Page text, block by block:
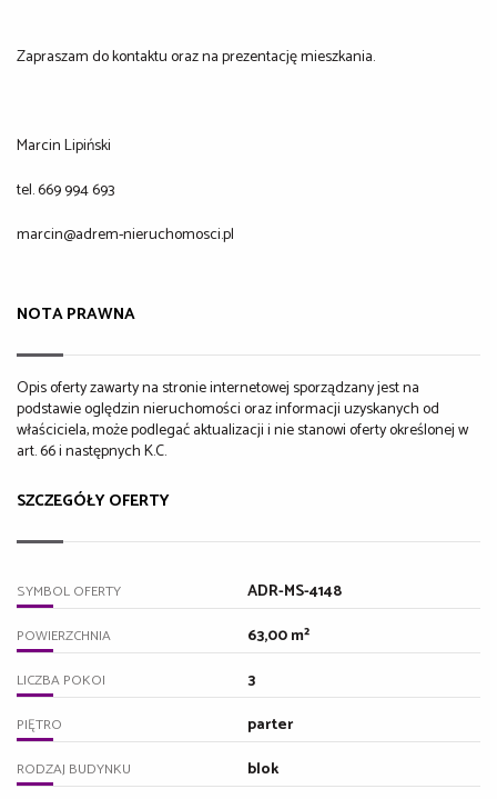
Zapraszam do kontaktu oraz na prezentację mieszkania.
Marcin Lipiński
tel. 669 994 693
marcin@adrem-nieruchomosci.pl
NOTA PRAWNA
Opis oferty zawarty na stronie internetowej sporządzany jest na
podstawie oględzin nieruchomości oraz informacji uzyskanych od
właściciela, może podlegać aktualizacji i nie stanowi oferty określonej w
art. 66 i następnych K.C.
SZCZEGÓŁY OFERTY
SYMBOL OFERTY ADR-MS-4148
POWIERZCHNIA 63,00 m²
LICZBA POKOI 3
PIĘTRO parter
RODZAJ BUDYNKU blok